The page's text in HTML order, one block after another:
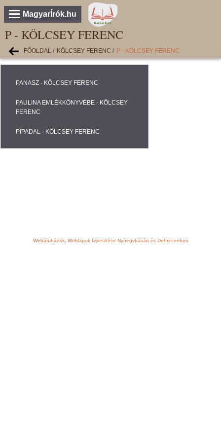
MagyarÍrók.hu
P - KÖLCSEY FERENC
FŐOLDAL / KÖLCSEY FERENC / P - KÖLCSEY FERENC
PANASZ - KÖLCSEY FERENC
PAULINA EMLÉKKÖNYVÉBE - KÖLCSEY
FERENC
PIPADAL - KÖLCSEY FERENC
Webáruházak, Weblapok fejlesztése Nyíregyházán és Debrecenben